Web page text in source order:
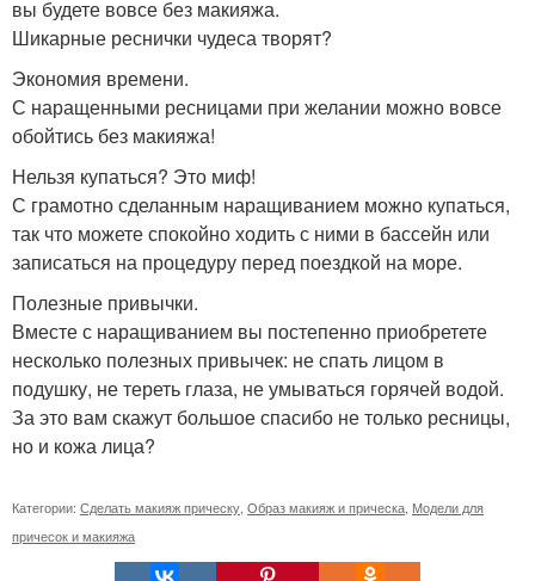
вы будете вовсе без макияжа.
Шикарные реснички чудеса творят?
Экономия времени.
С наращенными ресницами при желании можно вовсе
обойтись без макияжа!
Нельзя купаться? Это миф!
С грамотно сделанным наращиванием можно купаться,
так что можете спокойно ходить с ними в бассейн или
записаться на процедуру перед поездкой на море.
Полезные привычки.
Вместе с наращиванием вы постепенно приобретете
несколько полезных привычек: не спать лицом в
подушку, не тереть глаза, не умываться горячей водой.
За это вам скажут большое спасибо не только ресницы,
но и кожа лица?
Категории: Сделать макияж прическу Образ макияж и прическа Модели для
причесок и макияжа